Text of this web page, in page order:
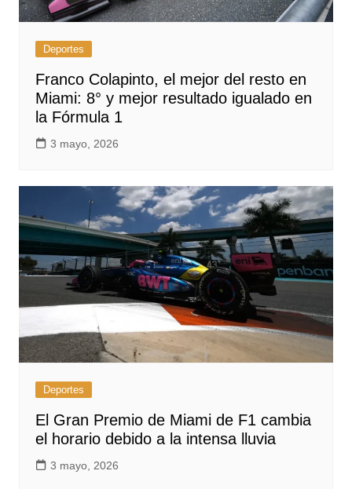
Deportes
Franco Colapinto, el mejor del resto en
Miami: 8° y mejor resultado igualado en
la Fórmula 1
3 mayo, 2026
Deportes
El Gran Premio de Miami de F1 cambia
el horario debido a la intensa lluvia
3 mayo, 2026